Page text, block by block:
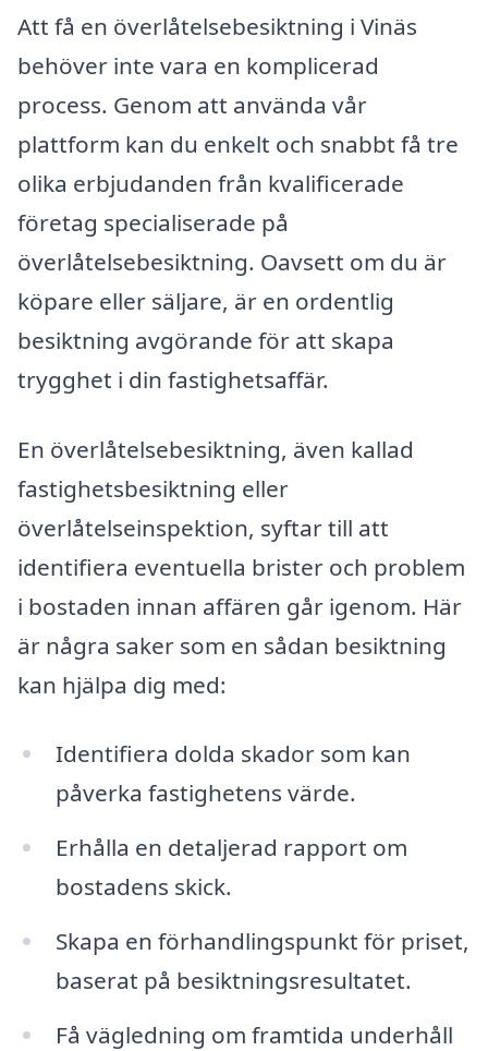
Att få en överlåtelsebesiktning i Vinäs
behöver inte vara en komplicerad
process. Genom att använda vår
plattform kan du enkelt och snabbt få tre
olika erbjudanden från kvalificerade
företag specialiserade på
överlåtelsebesiktning. Oavsett om du är
köpare eller säljare, är en ordentlig
besiktning avgörande för att skapa
trygghet i din fastighetsaffär.
En överlåtelsebesiktning, även kallad
fastighetsbesiktning eller
överlåtelseinspektion, syftar till att
identifiera eventuella brister och problem
i bostaden innan affären går igenom. Här
är några saker som en sådan besiktning
kan hjälpa dig med:
Identifiera dolda skador som kan
påverka fastighetens värde.
Erhålla en detaljerad rapport om
bostadens skick.
Skapa en förhandlingspunkt för priset,
baserat på besiktningsresultatet.
Få vägledning om framtida underhåll